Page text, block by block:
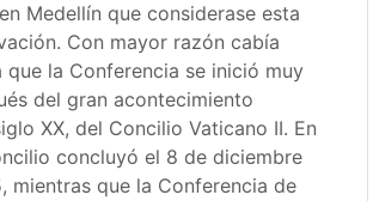
Medellín que considerase esta
Con mayor razón cabía
que la Conferencia se inició muy
del gran acontecimiento
XX, del Concilio Vaticano II. En
concluyó el 8 de diciembre
mientras que la Conferencia de